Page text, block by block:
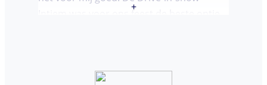
Intiem was voor ons feest de beste optie
jullie gevonden had. Wij hebben een
+